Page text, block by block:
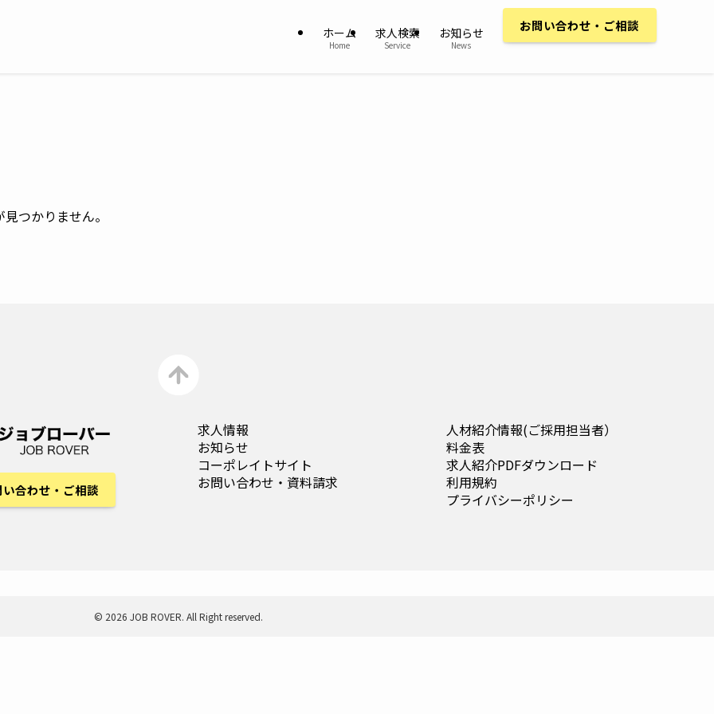
ホーム
Home
求人検索
Service
お知らせ
News
お問い合わせ・ご相談
つかりません。
合わせ・ご相談
求人情報
お知らせ
コーポレイトサイト
お問い合わせ ・資料請求
人材紹介情報(ご採用担当者）
料金表
求人紹介PDFダウンロード
利用規約
プライバシーポリシー
© 2026 JOB ROVER. All Right reserved.